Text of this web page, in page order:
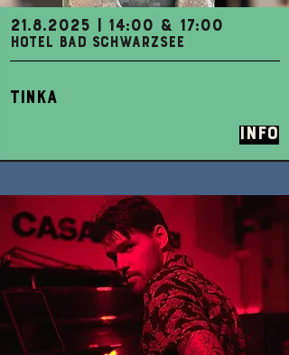
21.8.2025 | 14:00 & 17:00
HOTEL BAD SCHWARZSEE
TINKA
Info